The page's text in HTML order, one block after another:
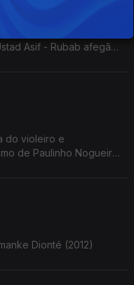
Asif - Rubab afegão,
do violeiro e
Dionté (2012)